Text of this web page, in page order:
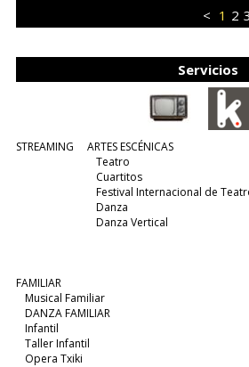
< 1 2 3
Servicios
STREAMING
ARTES ESCÉNICAS
Teatro
Cuartitos
Festival Internacional de
Danza
Danza Vertical
FAMILIAR
Musical Familiar
DANZA FAMILIAR
Infantil
Taller Infantil
Opera Txiki